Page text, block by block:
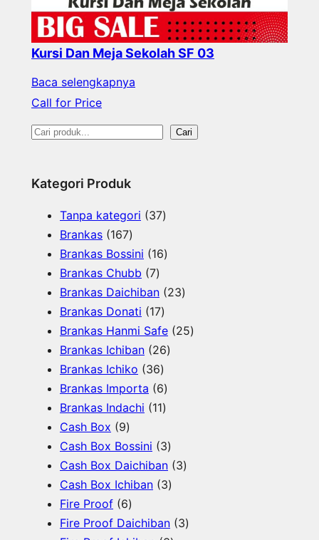
Kursi Dan Meja Sekolah SF 03
Baca selengkapnya
Call for Price
S
a
Cari
Kategori Produk
Tanpa kategori 373
P
o
d
u
k
Brankas 1671
6
7
P
r
o
d
u
k
Brankas Bossini 161
P
r
o
d
k
Brankas Chubb 77
P
r
o
d
u
k
Brankas Daichiban 232
P
Brankas Donati 171
7
P
r
o
d
k
Brankas Hanmi Safe 252
Brankas Ichiban 262
P
d
u
k
Brankas Ichiko 363
6
P
o
d
u
Brankas Importa 66
P
o
d
u
Brankas Indachi 111
P
r
o
u
Cash Box 99
P
r
o
d
u
Cash Box Bossini 33
P
r
d
Cash Box Daichiban 33
o
Cash Box Ichiban 33
r
Fire Proof 66
P
Fire Proof Daichiban 33